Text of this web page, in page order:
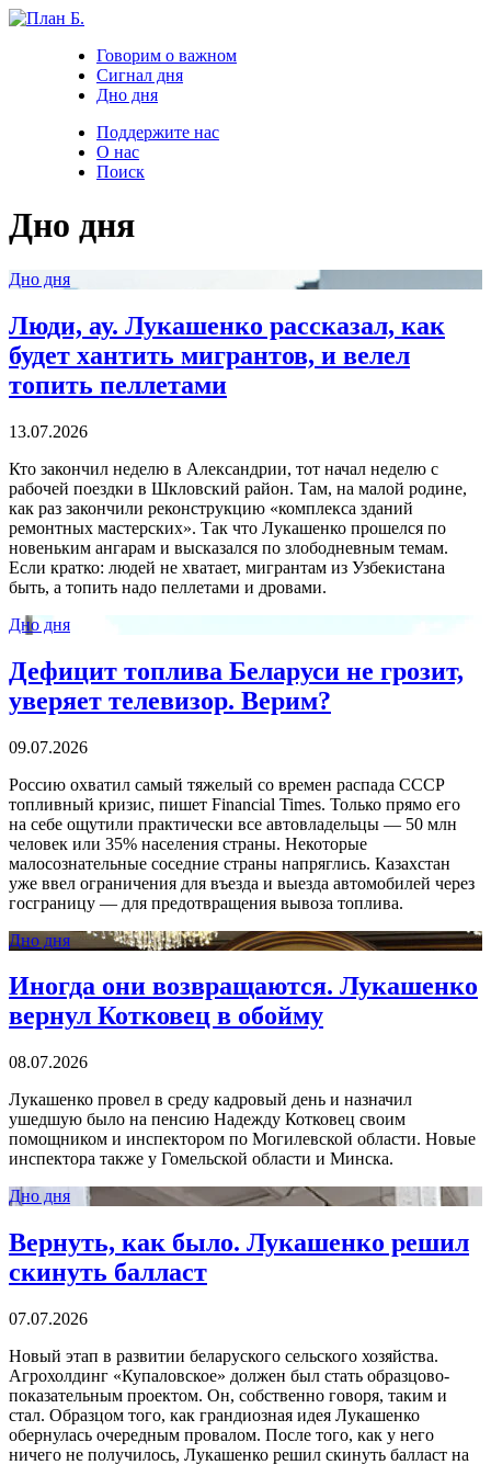
Говорим о важном
Сигнал дня
Дно дня
Поддержите нас
О нас
Поиск
Дно дня
Дно дня
Люди, ау. Лукашенко рассказал, как
будет хантить мигрантов, и велел
топить пеллетами
13.07.2026
Кто закончил неделю в Александрии, тот начал неделю с
рабочей поездки в Шкловский район. Там, на малой родине,
как раз закончили реконструкцию «комплекса зданий
ремонтных мастерских». Так что Лукашенко прошелся по
новеньким ангарам и высказался по злободневным темам.
Если кратко: людей не хватает, мигрантам из Узбекистана
быть, а топить надо пеллетами и дровами.
Дно дня
Дефицит топлива Беларуси не грозит,
уверяет телевизор. Верим?
09.07.2026
Россию охватил самый тяжелый со времен распада СССР
топливный кризис, пишет Financial Times. Только прямо его
на себе ощутили практически все автовладельцы — 50 млн
человек или 35% населения страны. Некоторые
малосознательные соседние страны напряглись. Казахстан
уже ввел ограничения для въезда и выезда автомобилей через
госграницу — для предотвращения вывоза топлива.
Дно дня
Иногда они возвращаются. Лукашенко
вернул Котковец в обойму
08.07.2026
Лукашенко провел в среду кадровый день и назначил
ушедшую было на пенсию Надежду Котковец своим
помощником и инспектором по Могилевской области. Новые
инспектора также у Гомельской области и Минска.
Дно дня
Вернуть, как было. Лукашенко решил
скинуть балласт
07.07.2026
Новый этап в развитии беларуского сельского хозяйства.
Агрохолдинг «Купаловское» должен был стать образцово-
показательным проектом. Он, собственно говоря, таким и
стал. Образцом того, как грандиозная идея Лукашенко
обернулась очередным провалом. После того, как у него
ничего не получилось, Лукашенко решил скинуть балласт на